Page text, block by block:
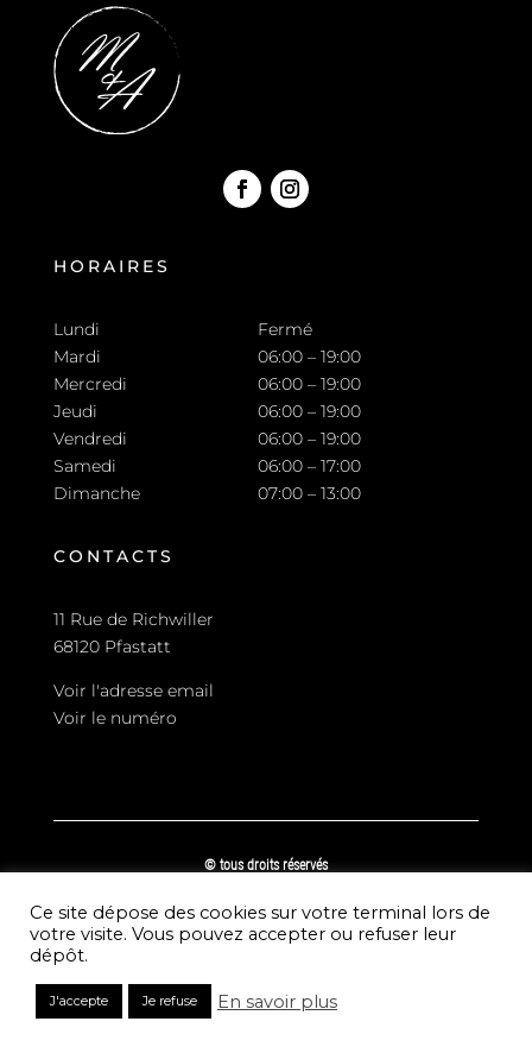
HORAIRES
Lundi
Mardi
Mercredi
Jeudi
Vendredi
Samedi
Dimanche
Fermé
06:00 – 19:00
06:00 – 19:00
06:00 – 19:00
06:00 – 19:00
06:00 – 17:00
07:00 – 13:00
CONTACTS
11 Rue de Richwiller
68120 Pfastatt
Voir l'adresse email
Voir le numéro
© tous droits réservés
Site propulsé par
Ce site dépose des cookies sur votre terminal lors de
votre visite. Vous pouvez accepter ou refuser leur
dépôt.
J'accepte Je refuse En savoir plus